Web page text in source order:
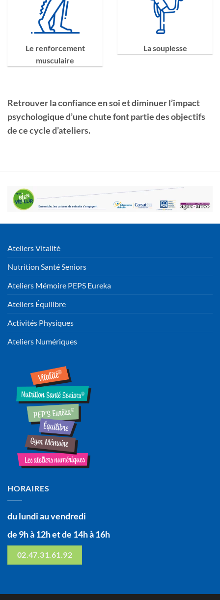
Le renforcement
musculaire
La souplesse
Retrouver la confiance en soi et diminuer l’impact
psychologique d’une chute font partie des objectifs
de ce cycle d’ateliers.
Ateliers Vitalité
Nutrition Santé Seniors
Ateliers Mémoire PEPS Eureka
Ateliers Équilibre
Activités Physiques
Ateliers Numériques
HORAIRES
du lundi au vendredi
de 9h à 12h et de 14h à 16h
02.47.31.61.92